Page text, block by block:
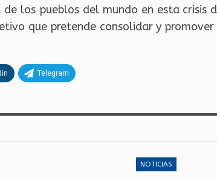
los pueblos del mundo en esta crisis
que pretende consolidar y
Telegram
NOTICIAS